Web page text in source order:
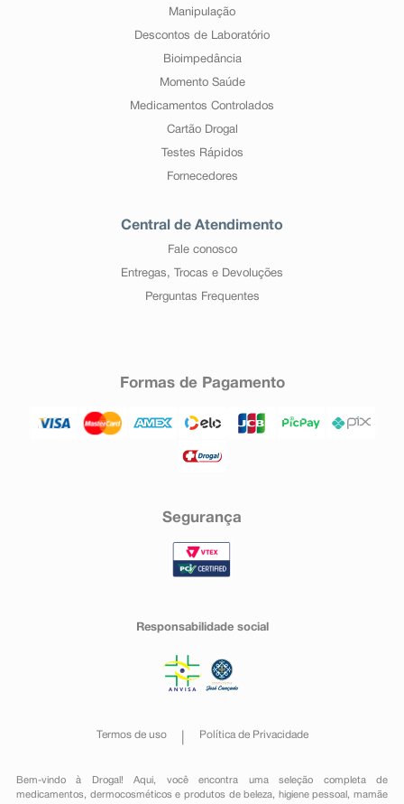
Manipulação
Descontos de Laboratório
Bioimpedância
Momento Saúde
Medicamentos Controlados
Cartão Drogal
Testes Rápidos
Fornecedores
Central de Atendimento
Fale conosco
Entregas, Trocas e Devoluções
Perguntas Frequentes
Formas de Pagamento
Segurança
Responsabilidade social
Termos de uso Política de Privacidade
Bem-vindo à Drogal! Aqui, você encontra uma seleção completa de
medicamentos , dermocosméticos e produtos de beleza, higiene pessoal ,mamãe